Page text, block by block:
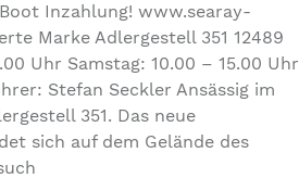
Inzahlung! www.searay-
Marke Adlergestell 351 12489
Uhr Samstag: 10.00 – 15.00 Uhr
Stefan Seckler Ansässig im
351. Das neue
sich auf dem Gelände des